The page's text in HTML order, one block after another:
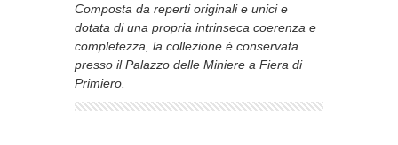
Composta da reperti originali e unici e
dotata di una propria intrinseca coerenza e
completezza, la collezione è conservata
presso il Palazzo delle Miniere a Fiera di
Primiero.